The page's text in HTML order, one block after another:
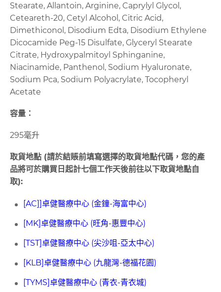
Stearate, Allantoin, Arginine, Caprylyl Glycol,
Ceteareth-20, Cetyl Alcohol, Citric Acid,
Dimethiconol, Disodium Edta, Disodium Ethylene
Dicocamide Peg-15 Disulfate, Glyceryl Stearate
Citrate, Hydroxypalmitoyl Sphinganine,
Niacinamide, Panthenol, Sodium Hyaluronate,
Sodium Pca, Sodium Polyacrylate, Tocopheryl
Acetate
容量：
295毫升
取貨地點 (請於結賬前填寫選擇的取貨地點代碼，您的產
品將可於購買日起計七個工作天後前往以下取貨地點自
取):
[AC]]卓健醫療中心 (金鐘-海富中心)
[MK]卓健醫療中心 (旺角-惠豐中心)
[TST]卓健醫療中心 (尖沙咀-亞太中心)
[KLB]卓健醫療中心 (九龍灣-德福花園)
[TYMS]卓健醫療中心 (青衣-青衣城)